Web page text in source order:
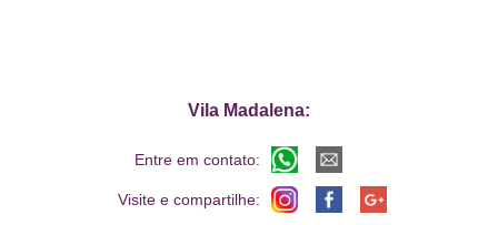
Vila Madalena:
Entre em contato:
Visite e compartilhe: